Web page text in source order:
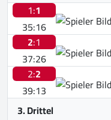
1:1
35:16
2:1
37:26
2:2
39:13
3. Drittel